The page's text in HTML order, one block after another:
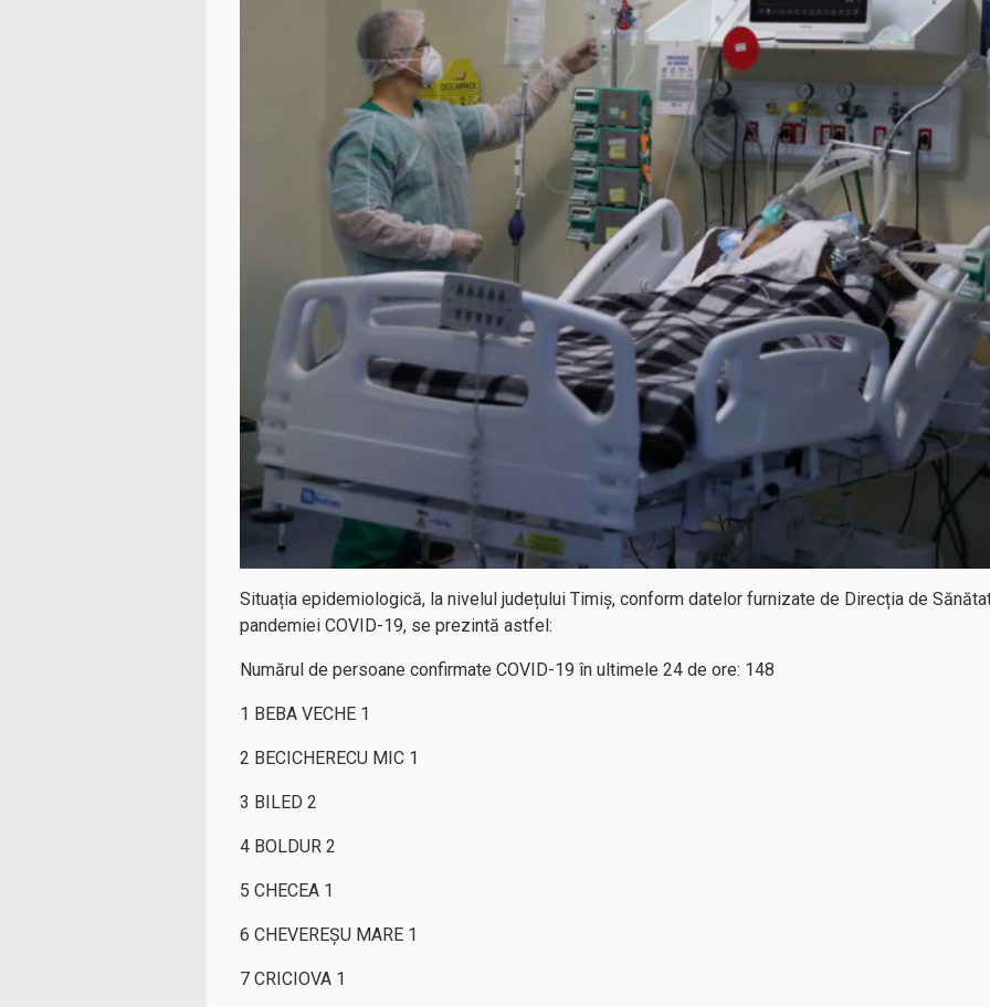
Situația epidemiologică, la nivelul județului Timiș, conform datelor furnizate de Direcția de
pandemiei COVID-19, se prezintă astfel:
Numărul de persoane confirmate COVID-19 în ultimele 24 de ore: 148
1 BEBA VECHE 1
2 BECICHERECU MIC 1
3 BILED 2
4 BOLDUR 2
5 CHECEA 1
6 CHEVEREŞU MARE 1
7 CRICIOVA 1